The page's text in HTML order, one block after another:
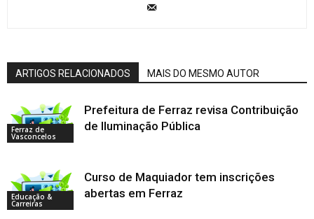
ARTIGOS RELACIONADOS MAIS DO MESMO AUTOR
Ferraz de
Vasconcelos
Prefeitura de Ferraz revisa Contribuição
de Iluminação Pública
Educação &
Carreiras
Curso de Maquiador tem inscrições
abertas em Ferraz